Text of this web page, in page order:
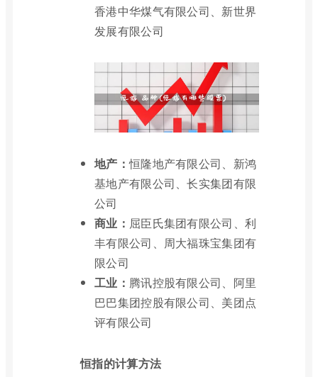
香港中华煤气有限公司、新世界
发展有限公司
地产：恒隆地产有限公司、新鸿
基地产有限公司、长实集团有限
公司
商业： 屈臣氏集团有限公司、利
丰有限公司、周大福珠宝集团有
限公司
工业： 腾讯控股有限公司、阿里
巴巴集团控股有限公司、美团点
评有限公司
恒指的计算方法